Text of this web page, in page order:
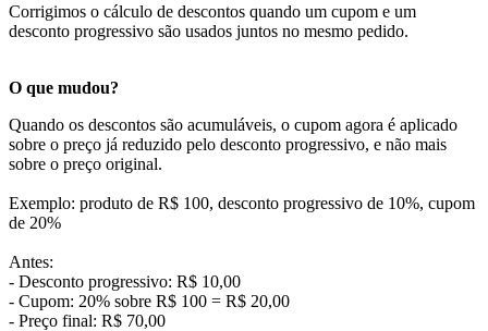
Corrigimos o cálculo de descontos quando um cupom e um
desconto progressivo são usados juntos no mesmo pedido.
O que mudou?
Quando os descontos são acumuláveis, o cupom agora é aplicado
sobre o preço já reduzido pelo desconto progressivo, e não mais
sobre o preço original.
Exemplo: produto de R$ 100, desconto progressivo de 10%, cupom
de 20%
Antes:
- Desconto progressivo: R$ 10,00
- Cupom: 20% sobre R$ 100 = R$ 20,00
- Preço final: R$ 70,00